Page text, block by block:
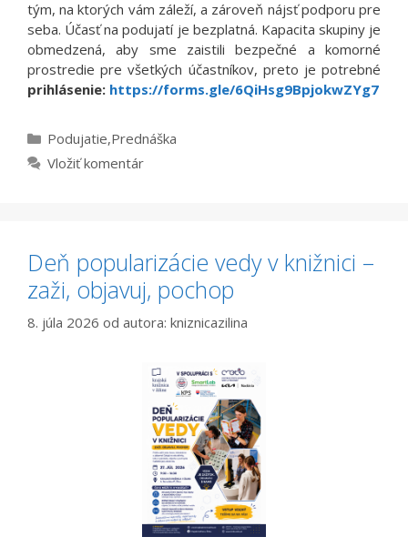
tým, na ktorých vám záleží, a zároveň nájsť podporu pre
seba. Účasť na podujatí je bezplatná. Kapacita skupiny je
obmedzená, aby sme zaistili bezpečné a komorné
prostredie pre všetkých účastníkov, preto je potrebné
prihlásenie: https://forms.gle/6QiHsg9BpjokwZYg7
Kategórie
Podujatie,Prednáška
Vložiť komentár
Deň popularizácie vedy v knižnici –
zaži, objavuj, pochop
8. júla 2026 od autora: kniznicazilina